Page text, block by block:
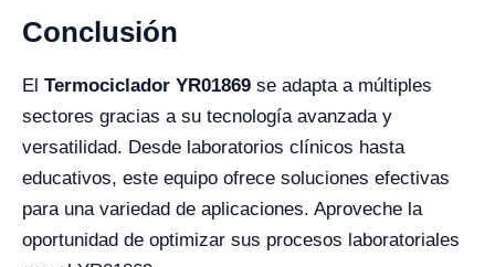
Conclusión
El Termociclador YR01869 se adapta a múltiples
sectores gracias a su tecnología avanzada y
versatilidad. Desde laboratorios clínicos hasta
educativos, este equipo ofrece soluciones efectivas
para una variedad de aplicaciones. Aproveche la
oportunidad de optimizar sus procesos laboratoriales